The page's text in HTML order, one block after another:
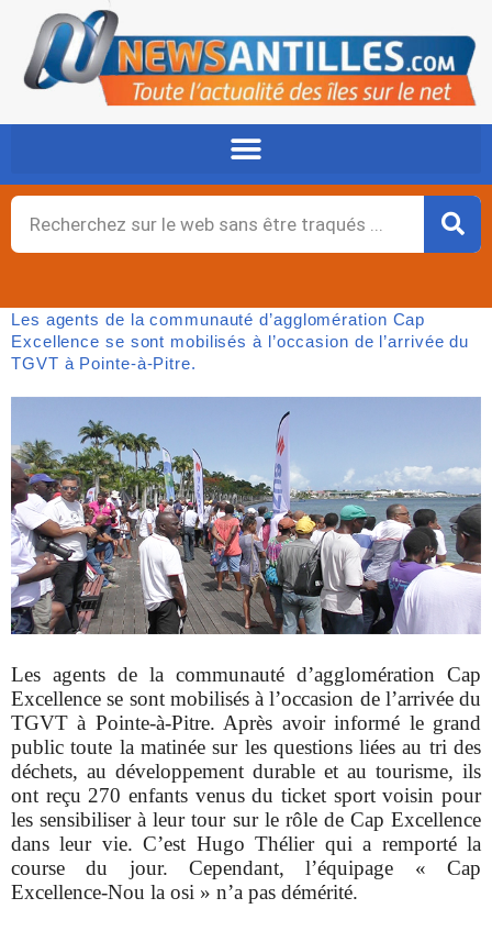
contenu
Rechercher
Les agents de la communauté d’agglomération Cap
Excellence se sont mobilisés à l’occasion de l’arrivée du
TGVT à Pointe-à-Pitre.
Les agents de la communauté d’agglomération Cap
Excellence se sont mobilisés à l’occasion de l’arrivée du
TGVT à Pointe-à-Pitre. Après avoir informé le grand
public toute la matinée sur les questions liées au tri des
déchets, au développement durable et au tourisme, ils
ont reçu 270 enfants venus du ticket sport voisin pour
les sensibiliser à leur tour sur le rôle de Cap Excellence
dans leur vie. C’est Hugo Thélier qui a remporté la
course du jour. Cependant, l’équipage « Cap
Excellence-Nou la osi » n’a pas démérité.